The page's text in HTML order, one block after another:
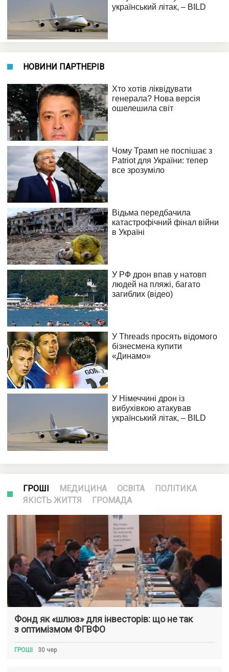
НОВИНИ ПАРТНЕРІВ
ГРОШІ МЕДИЦИНА ОСВІТА
ПОЛІТИКА
ЯКІСТЬ ЖИТТЯ
ГРОМАДА
Фонд як «шлюз» для інвесторів: що не так
з оптимізмом ФГВФО
ГРОШІ 30 чер